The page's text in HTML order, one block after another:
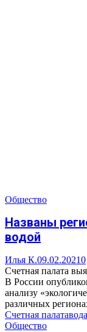
Общество
Названы
водой
Илья К.09.02.20210
Счетная палата
В России
анализу
различных
Счетная палатавода
Общество